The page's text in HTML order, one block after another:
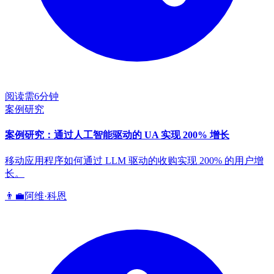
阅读需6分钟
案例研究
案例研究：通过人工智能驱动的 UA 实现 200% 增长
移动应用程序如何通过 LLM 驱动的收购实现 200% 的用户增
长。
👨‍💼阿维·科恩